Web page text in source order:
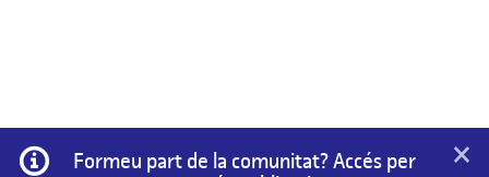
Informació
Formeu part de la comunitat? Accés per
×